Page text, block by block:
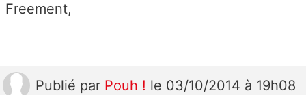
Freement,
Publié par Pouh ! le 03/10/2014 à 19h08